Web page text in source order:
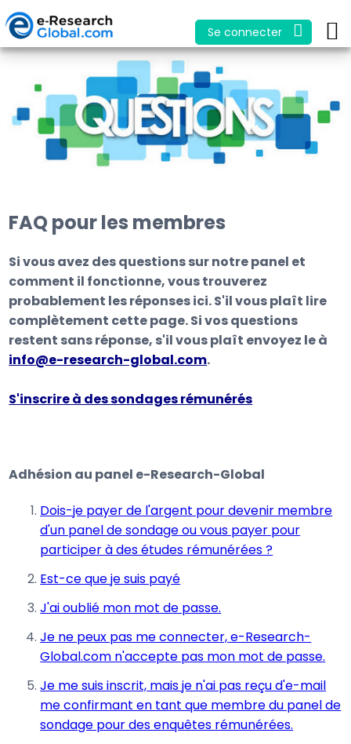
Se connecter
FAQ pour les membres
Si vous avez des questions sur notre panel et
comment il fonctionne, vous trouverez
probablement les réponses ici. S'il vous plaît lire
complètement cette page. Si vos questions
restent sans réponse, s'il vous plaît envoyez le à
info@e-research-global.com.
S'inscrire à des sondages rémunérés
Adhésion au panel e-Research-Global
Dois-je payer de l'argent pour devenir membre
d'un panel de sondage ou vous payer pour
participer à des études rémunérées ?
Est-ce que je suis payé
J'ai oublié mon mot de passe.
Je ne peux pas me connecter, e-Research-
Global.com n'accepte pas mon mot de passe.
Je me suis inscrit, mais je n'ai pas reçu d'e-mail
me confirmant en tant que membre du panel de
sondage pour des enquêtes rémunérées.